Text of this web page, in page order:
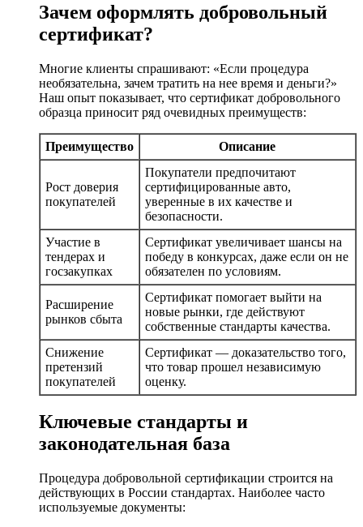
Зачем оформлять добровольный
сертификат?
Многие клиенты спрашивают: «Если процедура
необязательна, зачем тратить на нее время и деньги?»
Наш опыт показывает, что сертификат добровольного
образца приносит ряд очевидных преимуществ:
Преимущество Описание
Рост доверия
покупателей
Покупатели предпочитают
сертифицированные авто,
уверенные в их качестве и
безопасности.
Участие в
тендерах и
госзакупках
Сертификат увеличивает шансы на
победу в конкурсах, даже если он не
обязателен по условиям.
Расширение
рынков сбыта
Сертификат помогает выйти на
новые рынки, где действуют
собственные стандарты качества.
Снижение
претензий
покупателей
Сертификат — доказательство того,
что товар прошел независимую
оценку.
Ключевые стандарты и
законодательная база
Процедура добровольной сертификации строится на
действующих в России стандартах. Наиболее часто
используемые документы: